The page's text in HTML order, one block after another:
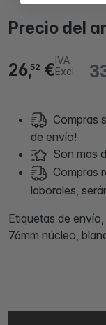
Precio del
26,52 €IVA
Excl.
Compras
de envío!
Son mas
Compras
laborales,
Etiquetas de
76mm núcleo,